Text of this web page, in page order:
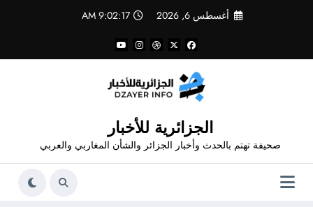
أغسطس 6, 2026 9:02:18 AM
الجزائرية للأخبار
صحيفة تهتم بالحدث وأخبار الجزائر والشأن المغاربي والعربي